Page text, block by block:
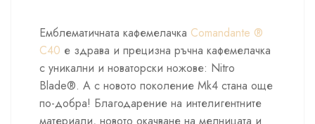
Емблематичната кафемелачка Comandante ®
C40 е здрава и прецизна ръчна кафемелачка
с уникални и новаторски ножове: Nitro
Blade®. А с новото поколение Mk4 стана още
по-добра! Благодарение на интелигентните